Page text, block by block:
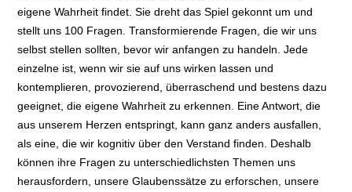
eigene Wahrheit findet. Sie dreht das Spiel gekonnt um und
stellt uns 100 Fragen. Transformierende Fragen, die wir uns
selbst stellen sollten, bevor wir anfangen zu handeln. Jede
einzelne ist, wenn wir sie auf uns wirken lassen und
kontemplieren, provozierend, überraschend und bestens dazu
geeignet, die eigene Wahrheit zu erkennen. Eine Antwort, die
aus unserem Herzen entspringt, kann ganz anders ausfallen,
als eine, die wir kognitiv über den Verstand finden. Deshalb
können ihre Fragen zu unterschiedlichsten Themen uns
herausfordern, unsere Glaubenssätze zu erforschen, unsere